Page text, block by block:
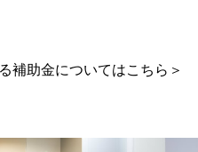
補助金についてはこちら＞